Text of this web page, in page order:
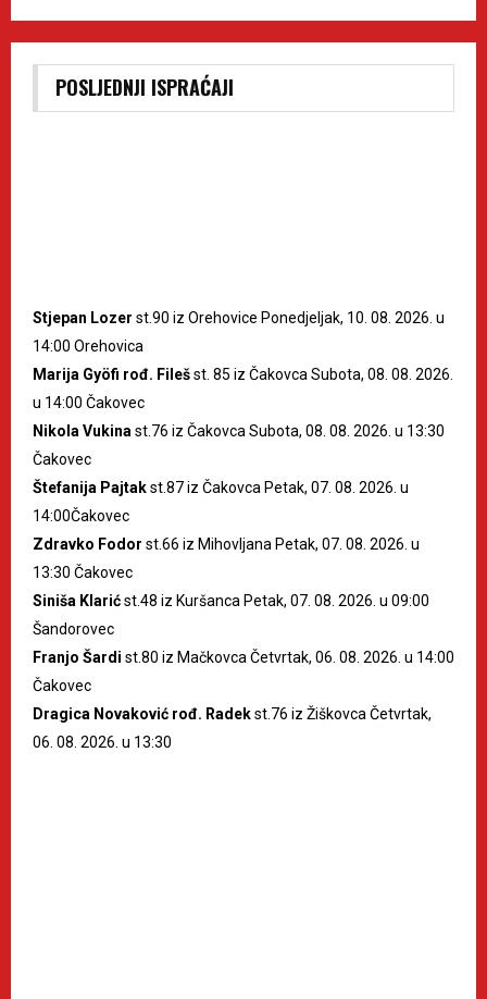
POSLJEDNJI ISPRAĆAJI
Stjepan Lozer st.90 iz Orehovice Ponedjeljak, 10. 08. 2026. u
14:00 Orehovica
Marija Gyöfi rođ. Filešst. 85 iz Čakovca Subota, 08. 08. 2026.
u 14:00 Čakovec
Nikola Vukina st.76 iz Čakovca Subota, 08. 08. 2026. u 13:30
Čakovec
Štefanija Pajtakst.87 iz Čakovca Petak, 07. 08. 2026. u
14:00Čakovec
Zdravko Fodor st.66 iz Mihovljana Petak, 07. 08. 2026. u
13:30 Čakovec
Siniša Klarićst.48 iz Kuršanca Petak, 07. 08. 2026. u 09:00
Šandorovec
Franjo Šardi st.80 iz Mačkovca Četvrtak, 06. 08. 2026. u 14:00
Čakovec
Dragica Novaković rođ. Radekst.76 iz Žiškovca Četvrtak,
06. 08. 2026. u 13:30